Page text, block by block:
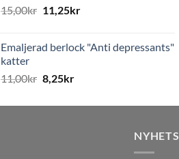
15,00kr 11,25kr
Emaljerad berlock "Anti depressants"
katter
11,00kr 8,25kr